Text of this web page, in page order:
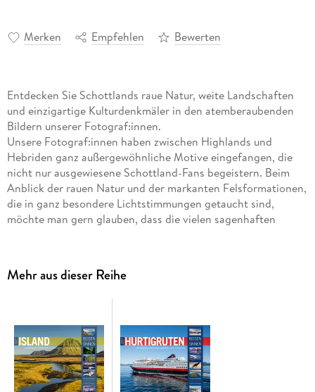
Merken Empfehlen Bewerten
Entdecken Sie Schottlands raue Natur, weite Landschaften
und einzigartige Kulturdenkmäler in den atemberaubenden
Bildern unserer Fotograf:innen.
Unsere Fotograf:innen haben zwischen Highlands und
Hebriden ganz außergewöhnliche Motive eingefangen, die
nicht nur ausgewiesene Schottland-Fans begeistern. Beim
Anblick der rauen Natur und der markanten Felsformationen,
die in ganz besondere Lichtstimmungen getaucht sind,
möchte man gern glauben, dass die vielen sagenhaften
Einzigartige Bilder und ungewöhnliche Perspektiven aus
Land der Mythen und Legenden
Hochwertiger Wandkalender mit200 g/qm Papier und
Spiralbindung
Auf Papier ausnachhaltiger Forstwirtschaft
Mehr aus dieser Reihe